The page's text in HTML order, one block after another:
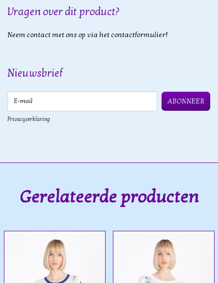
Vragen over dit product?
Neem contact met ons op via het contactformulier!
Nieuwsbrief
ABONNEER
Privacyverklaring
Gerelateerde producten